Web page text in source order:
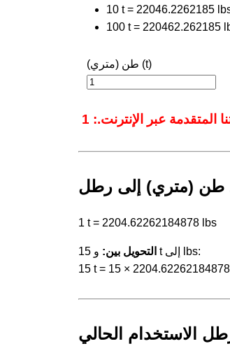
10 t = 22046.2262185
100 t = 220462.262185
طن (متري) (t)
طن (متري) إلى رطل
1 t = 2204.62262184878 lbs
التحويل بين:
و 15 t إلى lbs:
15 t = 15 ×
الاستخدام الحالي